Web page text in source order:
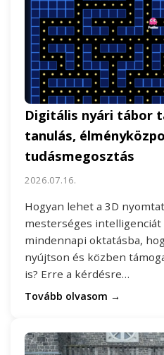
Digitális nyári tábor
tanulás,
tudásmegosztás
2026.07.16.
Hogyan lehet a 3D
mesterséges
mindennapi oktatásba,
nyújtson és közben
is? Erre a kérdésre…
Tovább olvasom →